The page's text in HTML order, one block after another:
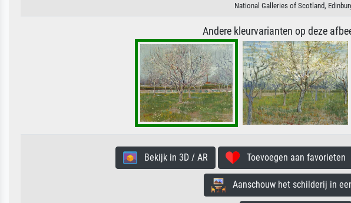
National Galleries of Scotland,
Andere kleurvarianten op deze
Bekijk in 3D / AR Toevoegen aan favorieten
Aanschouw het schilderij in